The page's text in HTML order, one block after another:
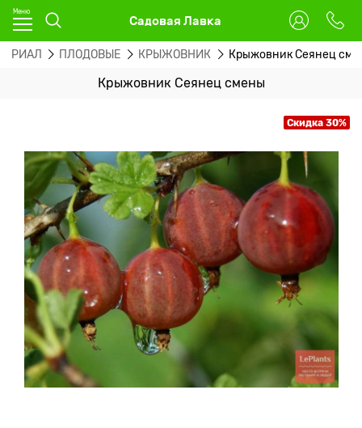
Садовая Лавка
ПЛОДОВЫЕ КРЫЖОВНИК Крыжовник Сеянец
Крыжовник Сеянец смены
Скидка 30%